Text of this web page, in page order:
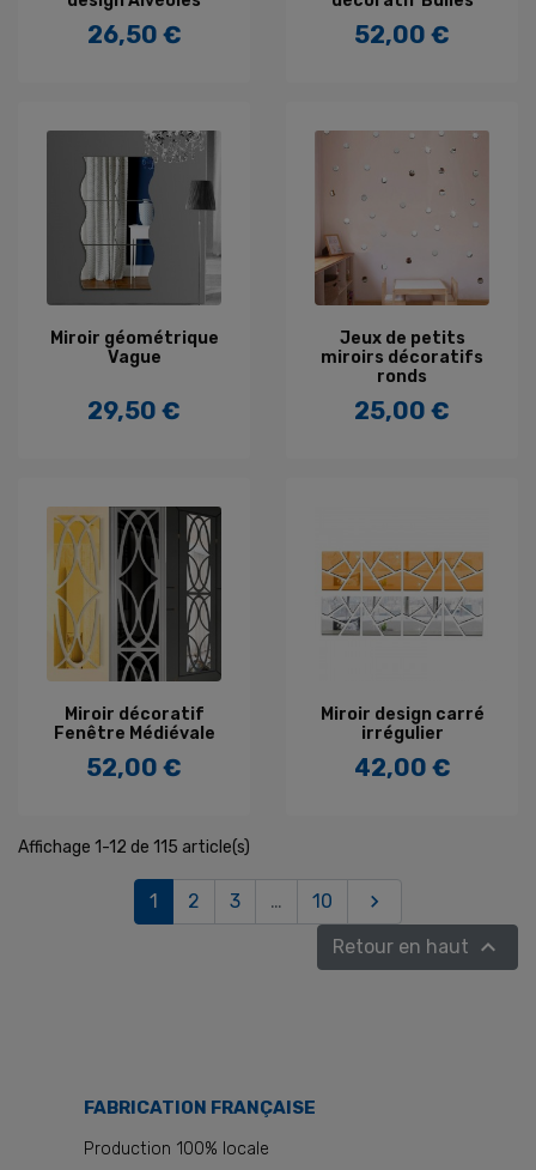
Prix
26,50 € Prix
52,00 €
Miroir géométrique
Vague
Prix
29,50 €
Jeux de petits
miroirs décoratifs
ronds
Prix
25,00 €
Miroir décoratif
Fenêtre Médiévale
Prix
52,00 €
Miroir design carré
irrégulier
Prix
42,00 €
Affichage 1-12 de 115 article(s)
1 2 3 … 10 Suivant

Retour en haut 
FABRICATION FRANÇAISE
Production 100% locale